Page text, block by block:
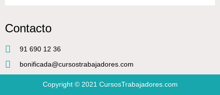
Contacto
91 690 12 36
bonificada@cursostrabajadores.com
Copyright © 2021 CursosTrabajadores.com